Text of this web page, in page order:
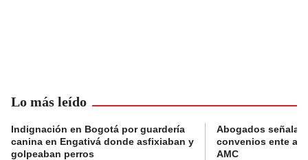
Lo más leído
Indignación en Bogotá por guardería
canina en Engativá donde asfixiaban y
golpeaban perros
Abogados
convenios ente
AMC